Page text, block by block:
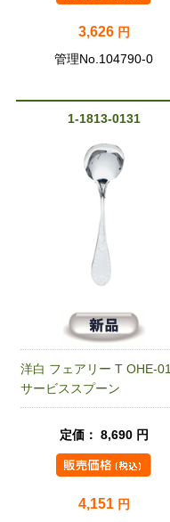
3,626 円
管理No.104790-0
1-1813-0131
洋白 フェアリー T OHE-01
サービススプーン
定価： 8,690 円
4,151 円